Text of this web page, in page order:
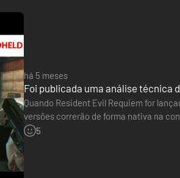
há 5 meses
Foi publicada uma análise técnica
Quando Resident Evil Requiem for
versões correrão de forma nativa na
No YouTube, o canal ElAnalistaDeBits
5